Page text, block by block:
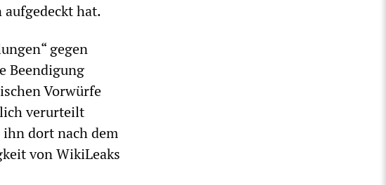
hat.
gegen
Beendigung
Vorwürfe
verurteilt
dort nach dem
von WikiLeaks